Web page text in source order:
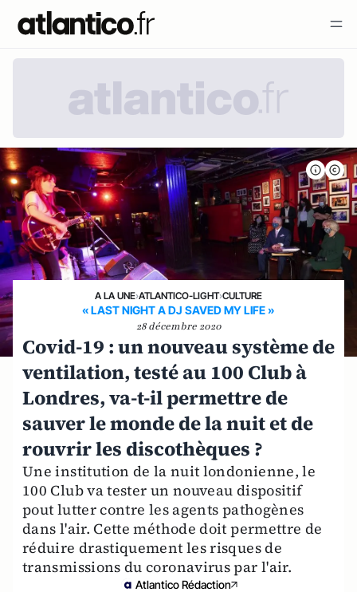
A LA UNE›ATLANTICO-LIGHT›CULTURE
« LAST NIGHT A DJ SAVED MY LIFE »
28 décembre 2020
Covid-19 : un nouveau système de
ventilation, testé au 100 Club à
Londres, va-t-il permettre de
sauver le monde de la nuit et de
rouvrir les discothèques ?
Une institution de la nuit londonienne, le
100 Club va tester un nouveau dispositif
pout lutter contre les agents pathogènes
dans l'air. Cette méthode doit permettre de
réduire drastiquement les risques de
transmissions du coronavirus par l'air.
Atlantico Rédaction